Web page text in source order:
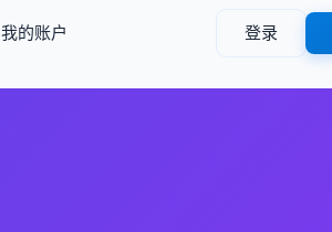
我的账户 登录